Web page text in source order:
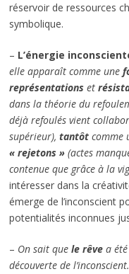
réservoir de ressources
symbolique.
– L’énergie
elle apparaît comme une
représentations et
dans la théorie du
déjà refoulés vient
supérieur), tantôtcomme
« rejetons »(actes
contenue que grâce à la
intéresser dans la
émerge de l’inconscient
potentialités inconnues
– On sait que le rêvea été
découverte de l’inconscient.